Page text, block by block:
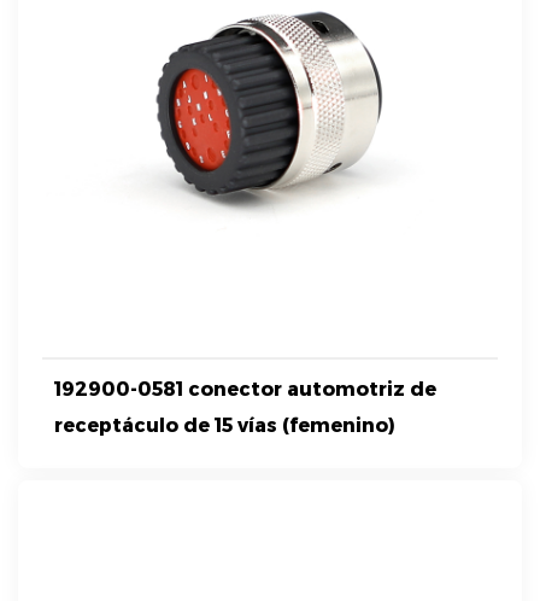
192900-0581 conector automotriz de
receptáculo de 15 vías (femenino)